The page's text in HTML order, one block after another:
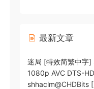
最新文章
迷局 [特效简繁中字
1080p AVC DTS-
shhaclm@CHDBits